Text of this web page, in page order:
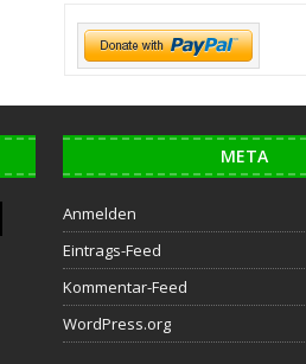
META
Anmelden
Eintrags-Feed
Kommentar-Feed
WordPress.org